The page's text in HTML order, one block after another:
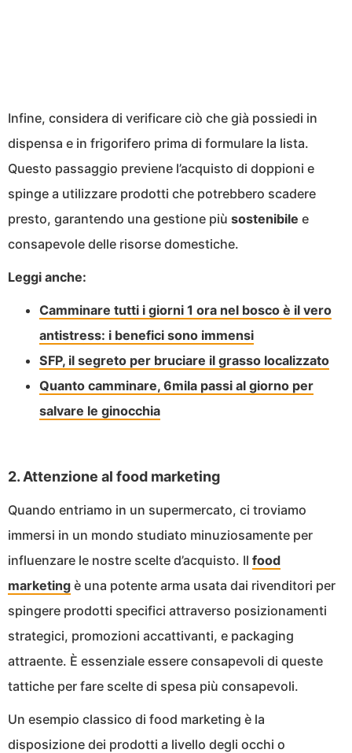
Infine, considera di verificare ciò che già possiedi in
dispensa e in frigorifero prima di formulare la lista.
Questo passaggio previene l’acquisto di doppioni e
spinge a utilizzare prodotti che potrebbero scadere
presto, garantendo una gestione più sostenibile e
consapevole delle risorse domestiche.
Leggi anche:
Camminare tutti i giorni 1 ora nel bosco è il vero
antistress: i benefici sono immensi
SFP, il segreto per bruciare il grasso localizzato
Quanto camminare, 6mila passi al giorno per
salvare le ginocchia
2. Attenzione al food marketing
Quando entriamo in un supermercato, ci troviamo
immersi in un mondo studiato minuziosamente per
influenzare le nostre scelte d’acquisto. Il food
marketing è una potente arma usata dai rivenditori per
spingere prodotti specifici attraverso posizionamenti
strategici, promozioni accattivanti, e packaging
attraente. È essenziale essere consapevoli di queste
tattiche per fare scelte di spesa più consapevoli.
Un esempio classico di food marketing è la
disposizione dei prodotti a livello degli occhi o